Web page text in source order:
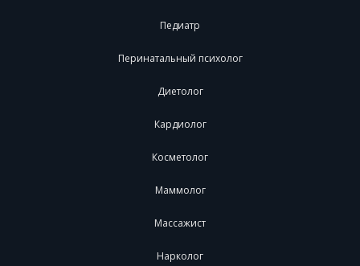
Педиатр
Перинатальный психолог
Диетолог
Кардиолог
Косметолог
Маммолог
Массажист
Нарколог